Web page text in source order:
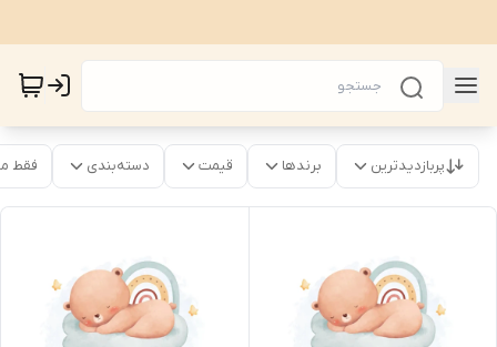
پربازدیدترین برندها قیمت دسته‌بندی فقط